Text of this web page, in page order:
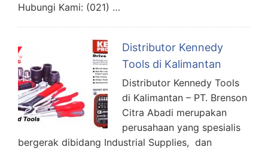
Hubungi Kami: (021) …
Distributor Kennedy
Tools di Kalimantan
Distributor Kennedy Tools
di Kalimantan – PT. Brenson
Citra Abadi merupakan
perusahaan yang spesialis
bergerak dibidang Industrial Supplies, dan